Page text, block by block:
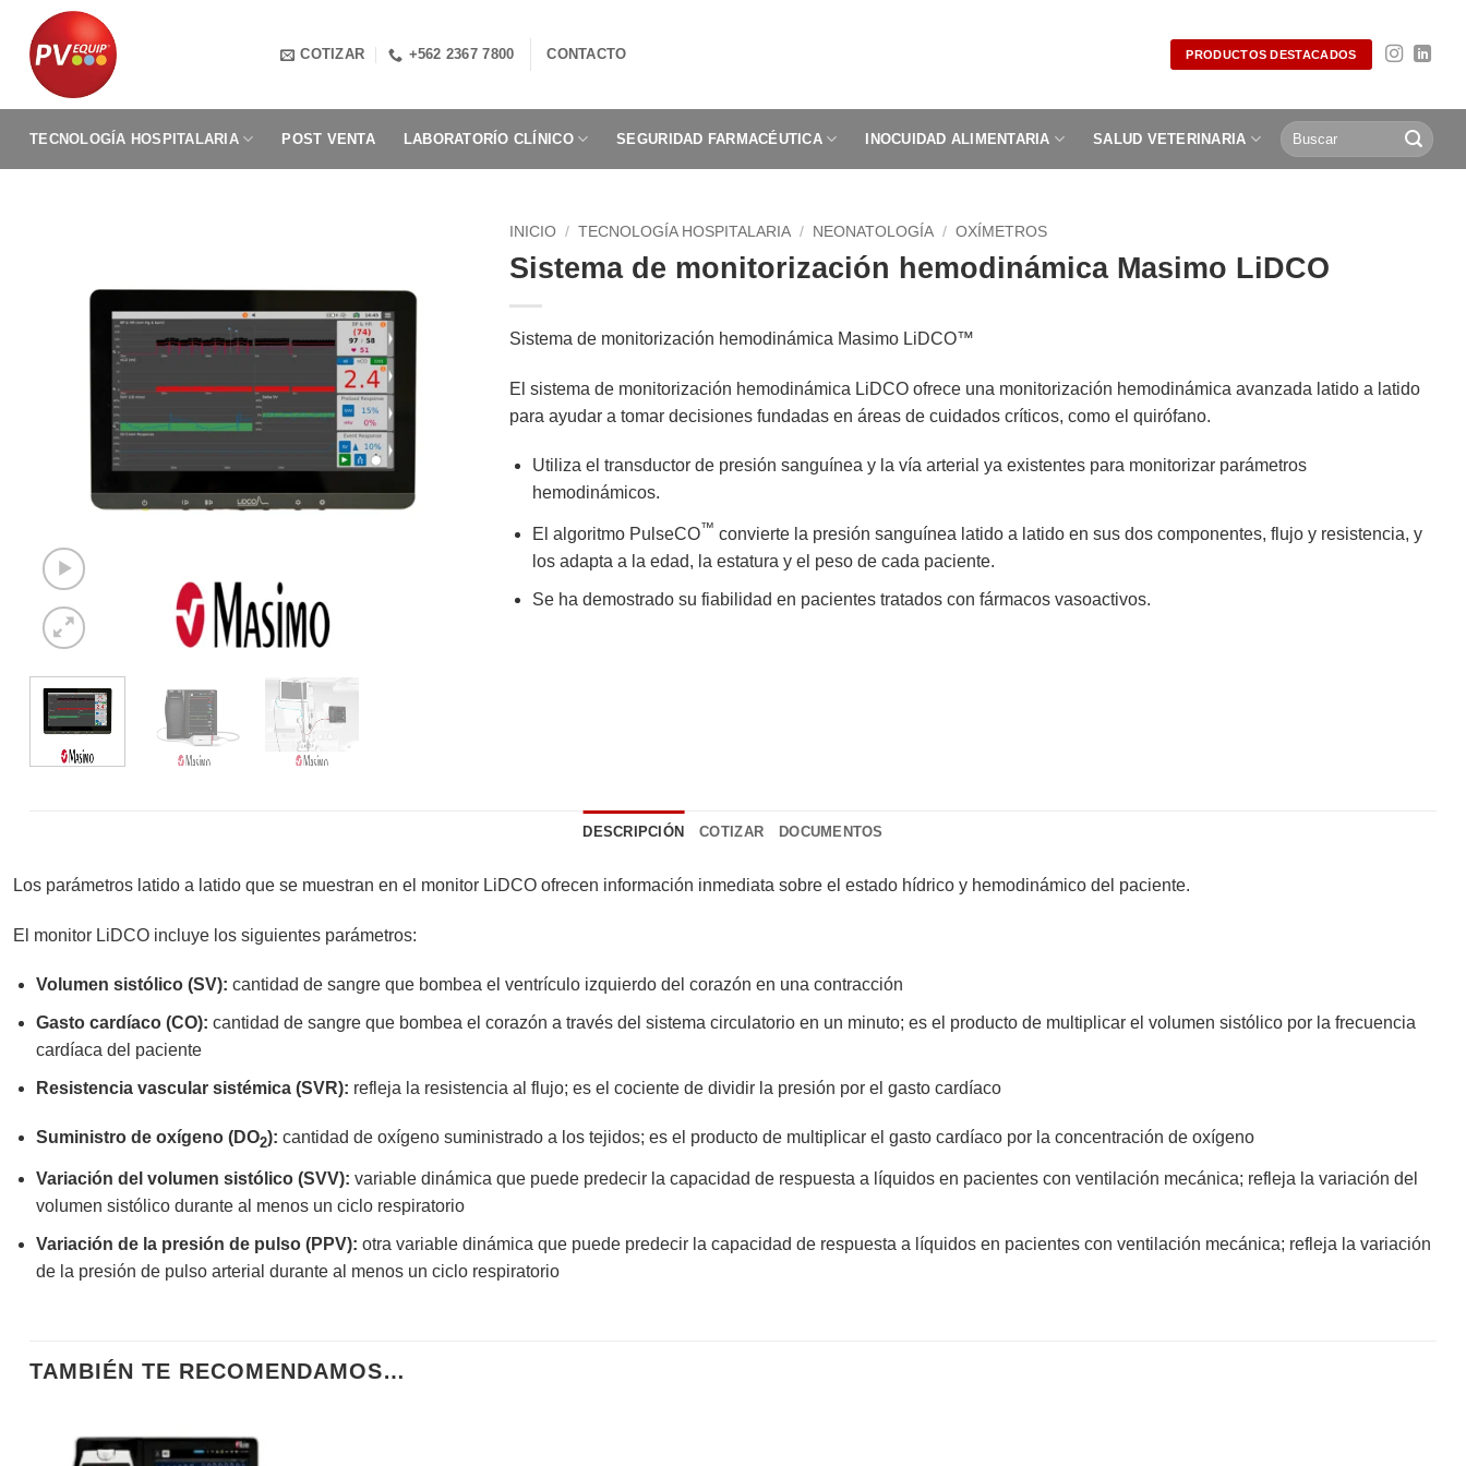
contenido
COTIZAR +562 2367 7800 CONTACTO PRODUCTOS DESTACADOS
TECNOLOGÍA HOSPITALARIA POST VENTA LABORATORÍO CLÍNICO SEGURIDAD FARMACÉUTICA INOCUIDAD ALIMENTARIA SALUD VETERINARIA
Buscar
por:
INICIO / TECNOLOGÍA HOSPITALARIA / NEONATOLOGÍA / OXÍMETROS
Sistema de monitorización hemodinámica Masimo LiDCO
Sistema de monitorización hemodinámica Masimo LiDCO™
El sistema de monitorización hemodinámica LiDCO ofrece una monitorización hemodinámica avanzada latido a latido
para ayudar a tomar decisiones fundadas en áreas de cuidados críticos, como el quirófano.
Utiliza el transductor de presión sanguínea y la vía arterial ya existentes para monitorizar parámetros
hemodinámicos.
El algoritmo PulseCO™ convierte la presión sanguínea latido a latido en sus dos componentes, flujo y resistencia, y
los adapta a la edad, la estatura y el peso de cada paciente.
Se ha demostrado su fiabilidad en pacientes tratados con fármacos vasoactivos.
DESCRIPCIÓN COTIZAR DOCUMENTOS
Los parámetros latido a latido que se muestran en el monitor LiDCO ofrecen información inmediata sobre el estado hídrico y hemodinámico del paciente.
El monitor LiDCO incluye los siguientes parámetros:
Volumen sistólico (SV): cantidad de sangre que bombea el ventrículo izquierdo del corazón en una contracción
Gasto cardíaco (CO): cantidad de sangre que bombea el corazón a través del sistema circulatorio en un minuto; es el producto de multiplicar el volumen sistólico por la frecuencia
cardíaca del paciente
Resistencia vascular sistémica (SVR): refleja la resistencia al flujo; es el cociente de dividir la presión por el gasto cardíaco
Suministro de oxígeno (DO2): cantidad de oxígeno suministrado a los tejidos; es el producto de multiplicar el gasto cardíaco por la concentración de oxígeno
Variación del volumen sistólico (SVV): variable dinámica que puede predecir la capacidad de respuesta a líquidos en pacientes con ventilación mecánica; refleja la variación del
volumen sistólico durante al menos un ciclo respiratorio
Variación de la presión de pulso (PPV): otra variable dinámica que puede predecir la capacidad de respuesta a líquidos en pacientes con ventilación mecánica; refleja la variación
de la presión de pulso arterial durante al menos un ciclo respiratorio
TAMBIÉN TE RECOMENDAMOS…